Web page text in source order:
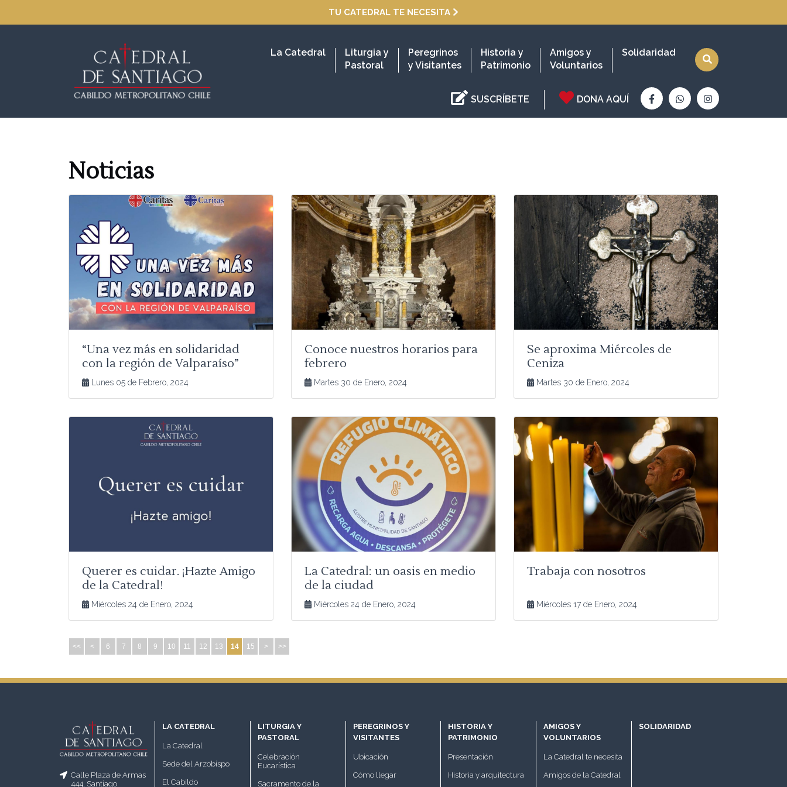
TU CATEDRAL TE NECESITA
SUSCRÍBETE DONA AQUÍ
La Catedral
Liturgia y
Pastoral
Peregrinos
y Visitantes
Historia y
Patrimonio
Amigos y
Voluntarios
Solidaridad
Noticias
“Una vez más en solidaridad
con la región de Valparaíso”
Lunes 05 de Febrero, 2024
Conoce nuestros horarios para
febrero
Martes 30 de Enero, 2024
Se aproxima Miércoles de
Ceniza
Martes 30 de Enero, 2024
Querer es cuidar. ¡Hazte Amigo
de la Catedral!
Miércoles 24 de Enero, 2024
La Catedral: un oasis en medio
de la ciudad
Miércoles 24 de Enero, 2024
Trabaja con nosotros
Miércoles 17 de Enero, 2024
<< < 6 7 8 9 10 11 12 13 14 15 > >>
Calle Plaza de Armas
444, Santiago
LA CATEDRAL
La Catedral
Sede del Arzobispo
El Cabildo
LITURGIA Y
PASTORAL
Celebración
Eucarística
Sacramento de la
PEREGRINOS Y
VISITANTES
Ubicación
Cómo llegar
HISTORIA Y
PATRIMONIO
Presentación
Historia y arquitectura
AMIGOS Y
VOLUNTARIOS
La Catedral te necesita
Amigos de la Catedral
SOLIDARIDAD